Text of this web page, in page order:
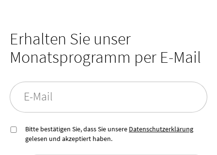
Erhalten Sie unser
Monatsprogramm per E-Mail
E-Mail
Bitte bestätigen Sie, dass Sie unsere Datenschutzerklärung
gelesen und akzeptiert haben.